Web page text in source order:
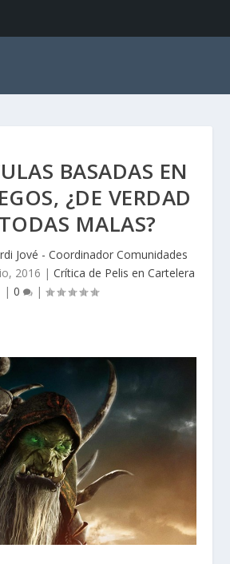
BASADAS EN
¿DE VERDAD
MALAS?
Jové - Coordinador Comunidades
2016 | Crítica de Pelis en Cartelera
| 0 |